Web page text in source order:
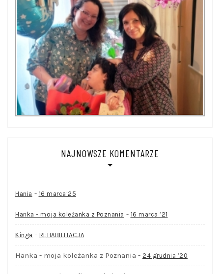
NAJNOWSZE KOMENTARZE
Hania - 16 marca’25
Hanka - moja koleżanka z Poznania - 16 marca ’21
Kinga - REHABILITACJA
Hanka - moja koleżanka z Poznania - 24 grudnia ’20